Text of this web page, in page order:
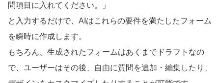
問項目に入れてください。」
と入力するだけで、AIはこれらの要件を満たしたフォーム
を瞬時に作成します。
もちろん、生成されたフォームはあくまでドラフトなの
で、ユーザーはその後、自由に質問を追加・編集したり、